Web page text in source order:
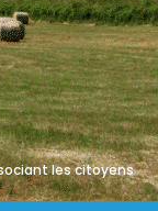
les citoyens